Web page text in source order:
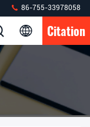
86-755-33978058
Citation